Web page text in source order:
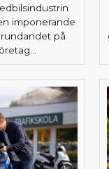
imponerande
på